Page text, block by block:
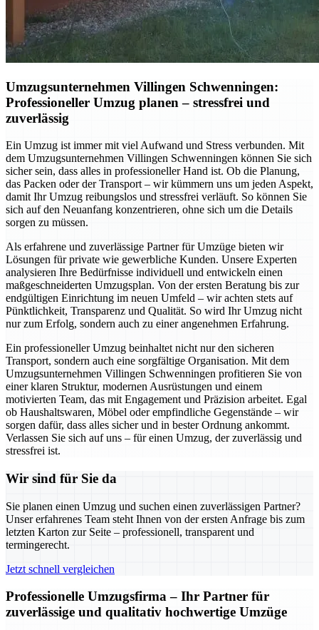
Umzugsunternehmen Villingen Schwenningen:
Professioneller Umzug planen – stressfrei und
zuverlässig
Ein Umzug ist immer mit viel Aufwand und Stress verbunden. Mit
dem Umzugsunternehmen Villingen Schwenningen können Sie sich
sicher sein, dass alles in professioneller Hand ist. Ob die Planung,
das Packen oder der Transport – wir kümmern uns um jeden Aspekt,
damit Ihr Umzug reibungslos und stressfrei verläuft. So können Sie
sich auf den Neuanfang konzentrieren, ohne sich um die Details
sorgen zu müssen.
Als erfahrene und zuverlässige Partner für Umzüge bieten wir
Lösungen für private wie gewerbliche Kunden. Unsere Experten
analysieren Ihre Bedürfnisse individuell und entwickeln einen
maßgeschneiderten Umzugsplan. Von der ersten Beratung bis zur
endgültigen Einrichtung im neuen Umfeld – wir achten stets auf
Pünktlichkeit, Transparenz und Qualität. So wird Ihr Umzug nicht
nur zum Erfolg, sondern auch zu einer angenehmen Erfahrung.
Ein professioneller Umzug beinhaltet nicht nur den sicheren
Transport, sondern auch eine sorgfältige Organisation. Mit dem
Umzugsunternehmen Villingen Schwenningen profitieren Sie von
einer klaren Struktur, modernen Ausrüstungen und einem
motivierten Team, das mit Engagement und Präzision arbeitet. Egal
ob Haushaltswaren, Möbel oder empfindliche Gegenstände – wir
sorgen dafür, dass alles sicher und in bester Ordnung ankommt.
Verlassen Sie sich auf uns – für einen Umzug, der zuverlässig und
stressfrei ist.
Wir sind für Sie da
Sie planen einen Umzug und suchen einen zuverlässigen Partner?
Unser erfahrenes Team steht Ihnen von der ersten Anfrage bis zum
letzten Karton zur Seite – professionell, transparent und
termingerecht.
Jetzt schnell vergleichen
Professionelle Umzugsfirma – Ihr Partner für
zuverlässige und qualitativ hochwertige Umzüge